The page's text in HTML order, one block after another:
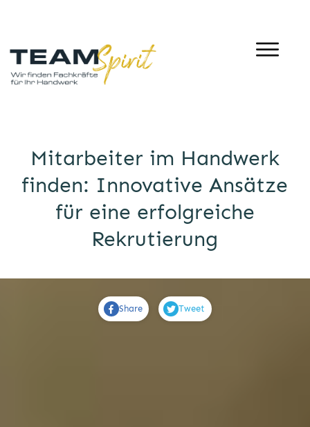
Mitarbeiter im Handwerk
finden: Innovative Ansätze
für eine erfolgreiche
Rekrutierung
Share Tweet